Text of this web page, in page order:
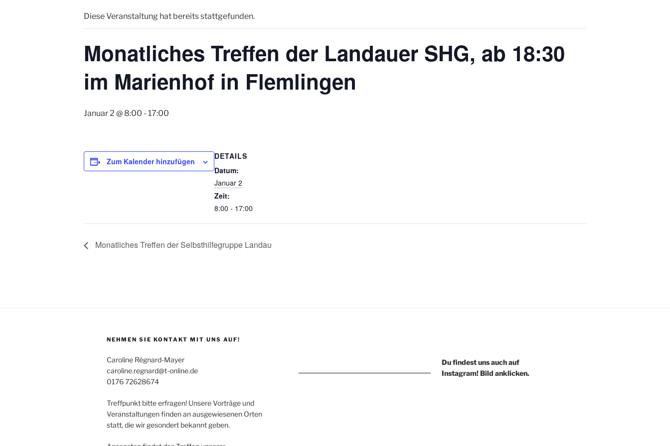
Diese Veranstaltung hat bereits stattgefunden.
Monatliches Treffen der Landauer SHG, ab 18:30
im Marienhof in Flemlingen
Januar 2 @ 8:00 - 17:00
Zum Kalender hinzufügen
DETAILS
Datum:
Januar 2
Zeit:
8:00 - 17:00
Monatliches Treffen der Selbsthilfegruppe Landau
NEHMEN SIE KONTAKT MIT UNS AUF!
Caroline Régnard-Mayer
caroline.regnard@t-online.de
0176 72628674
Treffpunkt bitte erfragen! Unsere Vorträge und
Veranstaltungen finden an ausgewiesenen Orten
statt, die wir gesondert bekannt geben.
Du findest uns auch auf
Instagram! Bild anklicken.